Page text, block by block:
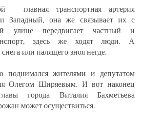
– главная транспортная артерия
Западный, она же связывает их с
улице передвигает частный и
здесь же ходят люди. А
или палящего зноя негде.
поднимался жителями и депутатом
Олегом Ширяевым. И вот наконец
города Виталия Бахметьева
может осуществиться.